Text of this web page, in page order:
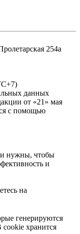
254а
данных
от «21» мая
с помощью
нужны, чтобы
и
на
генерируются
хранится